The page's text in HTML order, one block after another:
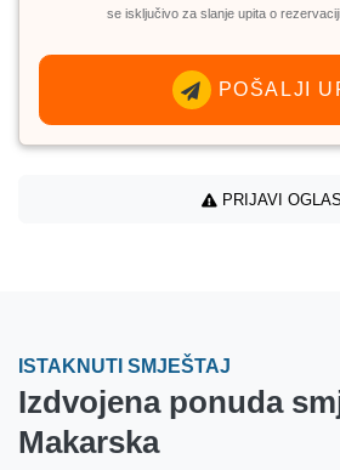
se isključivo za slanje upita o
POŠALJI
PRIJAVI OGLAS
ISTAKNUTI SMJEŠTAJ
Izdvojena ponuda
Makarska